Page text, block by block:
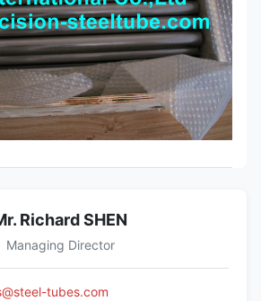
Richard SHEN
Managing Director
tubes.com